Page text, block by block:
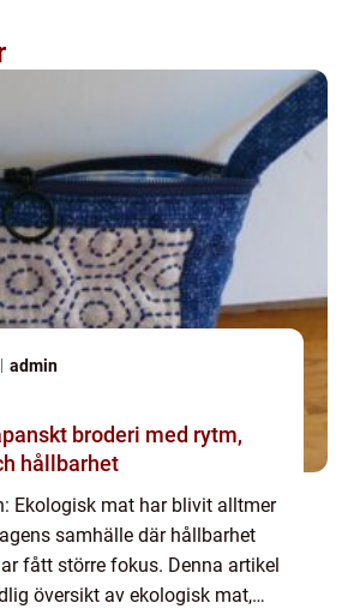
admin
hållbarhet
Ekologisk mat har blivit alltmer
samhälle där hållbarhet
fått större fokus. Denna artikel
översikt av ekologisk mat,